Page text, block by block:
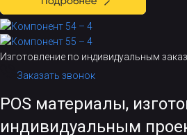
Изготовление по индивидуальным
Заказать звонок
POS материалы,
индивидуальным